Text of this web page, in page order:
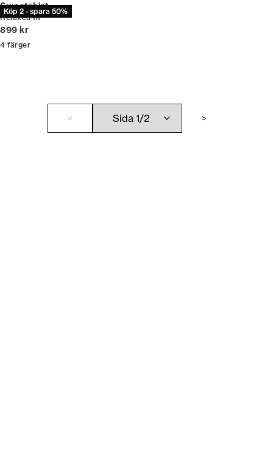
Köp 2 - spara 50%
Sweatshirt
Relaxed fit
Nuvarande pris
899 kr
4 färger